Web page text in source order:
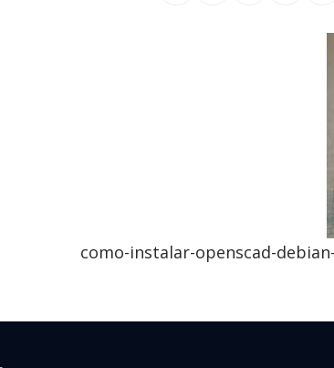
como-instalar-openscad-